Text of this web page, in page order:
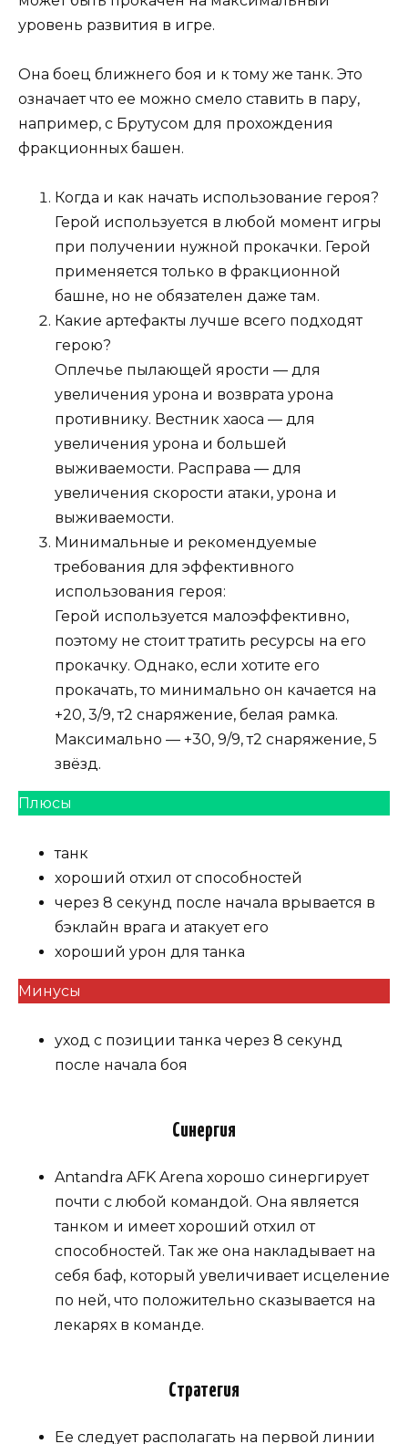
уровень развития в игре.
Она боец ближнего боя и к тому же танк. Это
означает что ее можно смело ставить в пару,
например, с Брутусом для прохождения
фракционных башен.
Когда и как начать использование героя?
Герой используется в любой момент игры
при получении нужной прокачки. Герой
применяется только в фракционной
башне, но не обязателен даже там.
Какие артефакты лучше всего подходят
герою?
Оплечье пылающей ярости — для
увеличения урона и возврата урона
противнику. Вестник хаоса — для
увеличения урона и большей
выживаемости. Расправа — для
увеличения скорости атаки, урона и
выживаемости.
Минимальные и рекомендуемые
требования для эффективного
использования героя:
Герой используется малоэффективно,
поэтому не стоит тратить ресурсы на его
прокачку. Однако, если хотите его
прокачать, то минимально он качается на
+20, 3/9, т2 снаряжение, белая рамка.
Максимально — +30, 9/9, т2 снаряжение, 5
звёзд.
Плюсы
танк
хороший отхил от способностей
через 8 секунд после начала врывается в
бэклайн врага и атакует его
хороший урон для танка
Минусы
уход с позиции танка через 8 секунд
после начала боя
Синергия
Antandra AFK Arena хорошо синергирует
почти с любой командой. Она является
танком и имеет хороший отхил от
способностей. Так же она накладывает на
себя баф, который увеличивает исцеление
по ней, что положительно сказывается на
лекарях в команде.
Стратегия
Ее следует располагать на первой линии